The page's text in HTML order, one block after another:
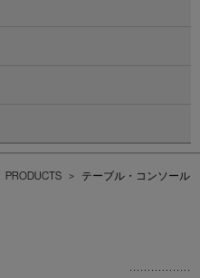
PRODUCTS > テーブル・コンソール